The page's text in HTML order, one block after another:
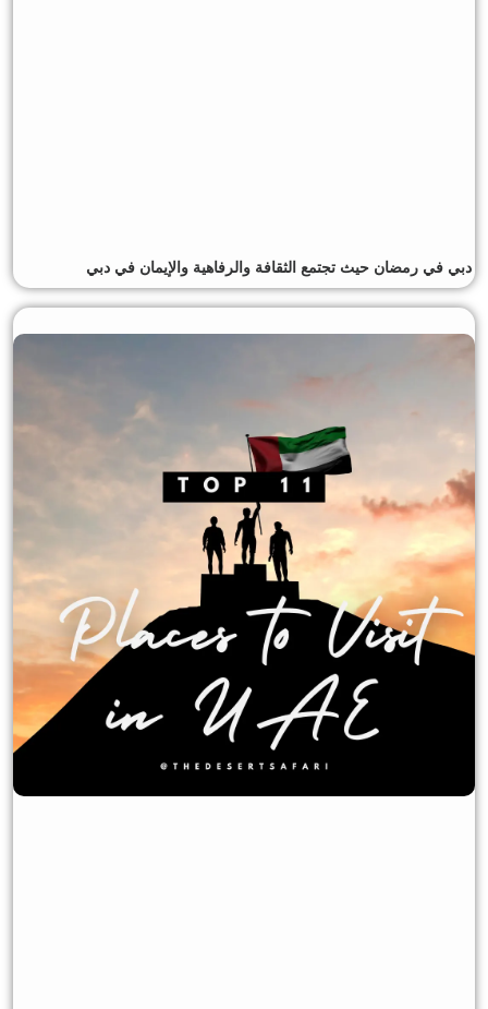
دبي في رمضان حيث تجتمع الثقافة والرفاهية والإيمان في دبي